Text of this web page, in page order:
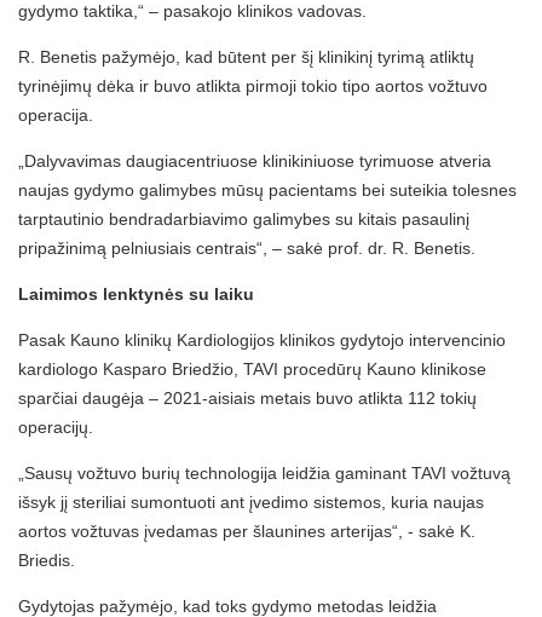
gydymo taktika,“ – pasakojo klinikos vadovas.
R. Benetis pažymėjo, kad būtent per šį klinikinį tyrimą atliktų
tyrinėjimų dėka ir buvo atlikta pirmoji tokio tipo aortos vožtuvo
operacija.
„Dalyvavimas daugiacentriuose klinikiniuose tyrimuose atveria
naujas gydymo galimybes mūsų pacientams bei suteikia tolesnes
tarptautinio bendradarbiavimo galimybes su kitais pasaulinį
pripažinimą pelniusiais centrais“, – sakė prof. dr. R. Benetis.
Laimimos lenktynės su laiku
Pasak Kauno klinikų Kardiologijos klinikos gydytojo intervencinio
kardiologo Kasparo Briedžio, TAVI procedūrų Kauno klinikose
sparčiai daugėja – 2021-aisiais metais buvo atlikta 112 tokių
operacijų.
„Sausų vožtuvo burių technologija leidžia gaminant TAVI vožtuvą
išsyk jį steriliai sumontuoti ant įvedimo sistemos, kuria naujas
aortos vožtuvas įvedamas per šlaunines arterijas“, - sakė K.
Briedis.
Gydytojas pažymėjo, kad toks gydymo metodas leidžia